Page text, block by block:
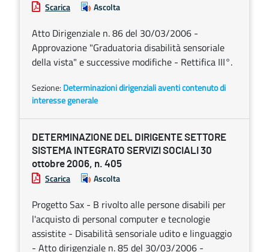
Scarica Ascolta
Atto Dirigenziale n. 86 del 30/03/2006 -
Approvazione "Graduatoria disabilità sensoriale
della vista" e successive modifiche - Rettifica III°.
Sezione: Determinazioni dirigenziali aventi contenuto di
interesse generale
DETERMINAZIONE DEL DIRIGENTE SETTORE
SISTEMA INTEGRATO SERVIZI SOCIALI 30
ottobre 2006, n. 405
Scarica Ascolta
Progetto Sax - B rivolto alle persone disabili per
l'acquisto di personal computer e tecnologie
assistite - Disabilità sensoriale udito e linguaggio
- Atto dirigenziale n. 85 del 30/03/2006 -